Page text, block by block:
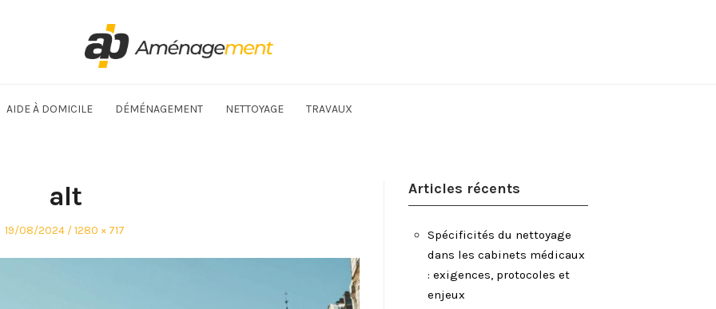
AIDE À DOMICILE DÉMÉNAGEMENT NETTOYAGE TRAVAUX
alt
Posted
19/08/2024
Full
1280 × 717
Articles récents
Spécificités du nettoyage
dans les cabinets médicaux
: exigences, protocoles et
enjeux